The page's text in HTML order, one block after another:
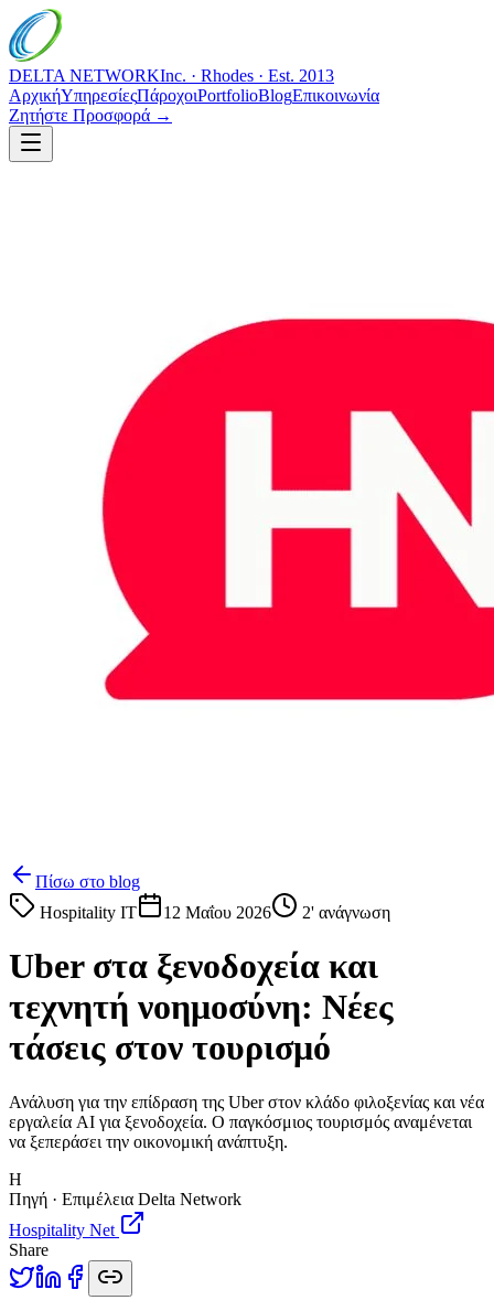
DELTA NETWORKInc. · Rhodes · Est. 2013
ΑρχικήΥπηρεσίεςΠάροχοιPortfolioBlogΕπικοινωνία
Ζητήστε Προσφορά →
Πίσω στο blog
Hospitality IT
12 Μαΐου 2026 2' ανάγνωση
Uber στα ξενοδοχεία και
τεχνητή νοημοσύνη: Νέες
τάσεις στον τουρισμό
Ανάλυση για την επίδραση της Uber στον κλάδο φιλοξενίας και νέα
εργαλεία AI για ξενοδοχεία. Ο παγκόσμιος τουρισμός αναμένεται
να ξεπεράσει την οικονομική ανάπτυξη.
H
Πηγή · Επιμέλεια Delta Network
Hospitality Net
Share